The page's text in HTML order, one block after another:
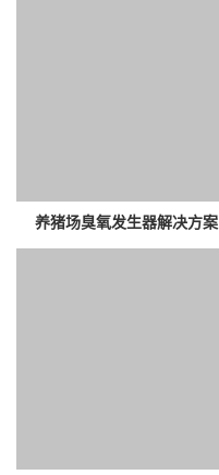
养猪场臭氧发生器解决方案